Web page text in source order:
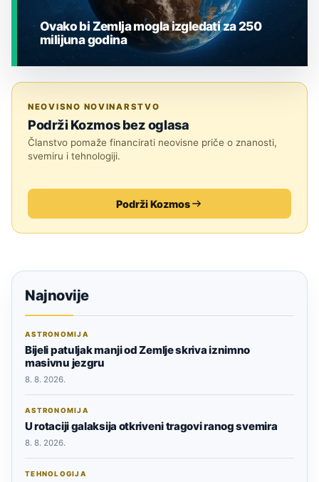
Ovako bi Zemlja mogla izgledati za 250
milijuna godina
NEOVISNO NOVINARSTVO
Podrži Kozmos bez oglasa
Članstvo pomaže financirati neovisne priče o znanosti,
svemiru i tehnologiji.
Podrži Kozmos
Najnovije
ASTRONOMIJA
Bijeli patuljak manji od Zemlje skriva iznimno
masivnu jezgru
8. 8. 2026.
ASTRONOMIJA
U rotaciji galaksija otkriveni tragovi ranog svemira
8. 8. 2026.
TEHNOLOGIJA